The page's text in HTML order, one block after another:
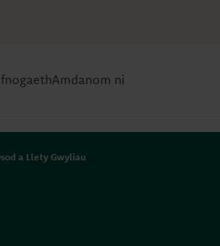
Amdanom ni
a Llety Gwyliau